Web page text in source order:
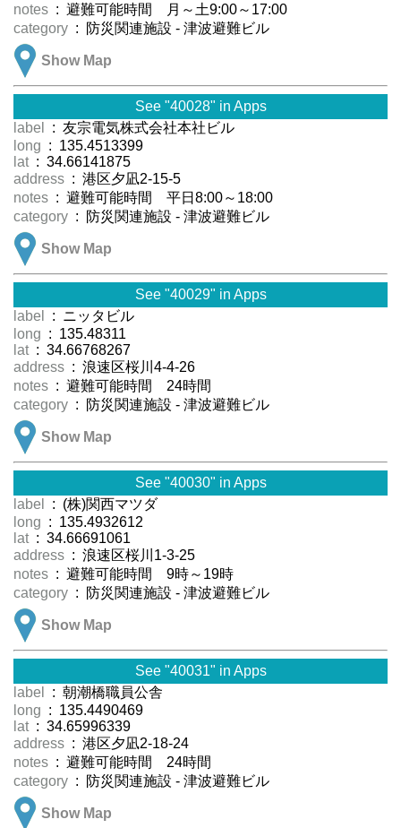
notes : 避難可能時間 月～土9:00～17:00
category : 防災関連施設 - 津波避難ビル
Show Map
See "40028" in Apps
label
: 友宗電気株式会社本社ビル
long : 135.4513399
lat : 34.66141875
address : 港区夕凪2-15-5
notes : 避難可能時間 平日8:00～18:00
category : 防災関連施設 - 津波避難ビル
Show Map
See "40029" in Apps
label
: ニッタビル
long : 135.48311
lat : 34.66768267
address : 浪速区桜川4-4-26
notes : 避難可能時間 24時間
category : 防災関連施設 - 津波避難ビル
Show Map
See "40030" in Apps
label
: (株)関西マツダ
long : 135.4932612
lat : 34.66691061
address : 浪速区桜川1-3-25
notes : 避難可能時間 9時～19時
category : 防災関連施設 - 津波避難ビル
Show Map
See "40031" in Apps
label
: 朝潮橋職員公舎
long : 135.4490469
lat : 34.65996339
address : 港区夕凪2-18-24
notes : 避難可能時間 24時間
category : 防災関連施設 - 津波避難ビル
Show Map